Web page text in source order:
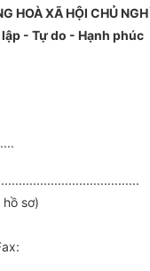
HOÀ XÃ HỘI CHỦ
- Tự do - Hạnh phúc
sơ)